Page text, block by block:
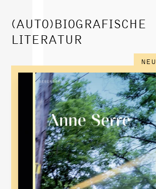
(AUTO)BIOGRAFISCHE
LITERATUR
NEU